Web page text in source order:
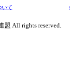
いて
All rights reserved.